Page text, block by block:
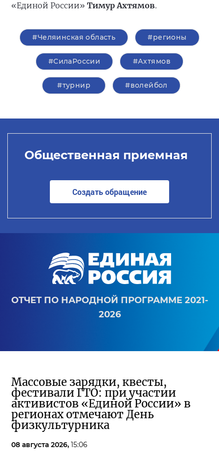
«Единой России» Тимур Ахтямов.
#Челяинская область #регионы
#СилаРоссии #Ахтямов
#турнир #волейбол
Общественная приемная
Создать обращение
ОТЧЕТ ПО НАРОДНОЙ ПРОГРАММЕ 2021-
2026
Массовые зарядки, квесты,
фестивали ГТО: при участии
активистов «Единой России» в
регионах отмечают День
физкультурника
08 августа 2026, 15:06